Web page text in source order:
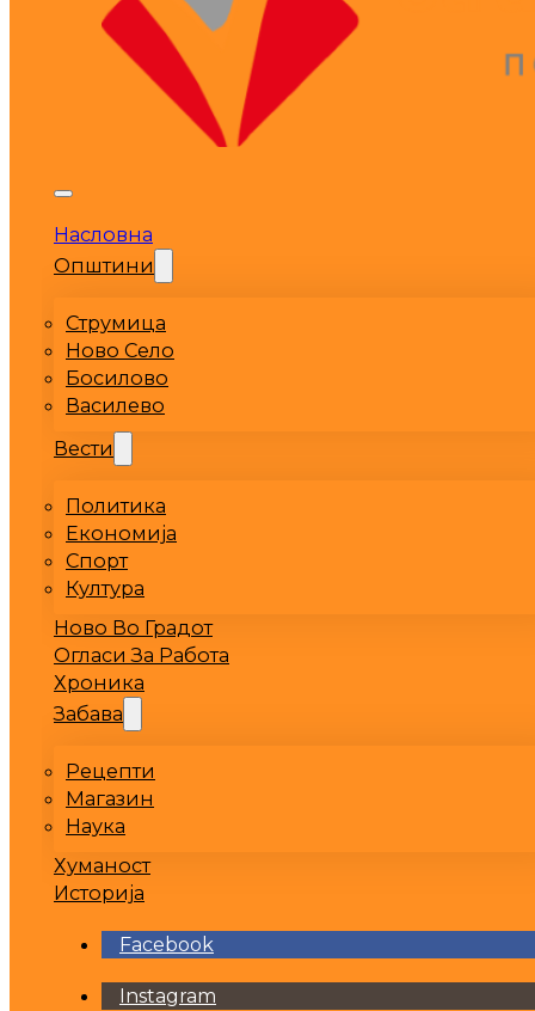
Насловна
Општини
Струмица
Ново Село
Босилово
Василево
Вести
Политика
Економија
Спорт
Култура
Ново Во Градот
Огласи За Работа
Хроника
Забава
Рецепти
Магазин
Наука
Хуманост
Историја
Facebook
Instagram